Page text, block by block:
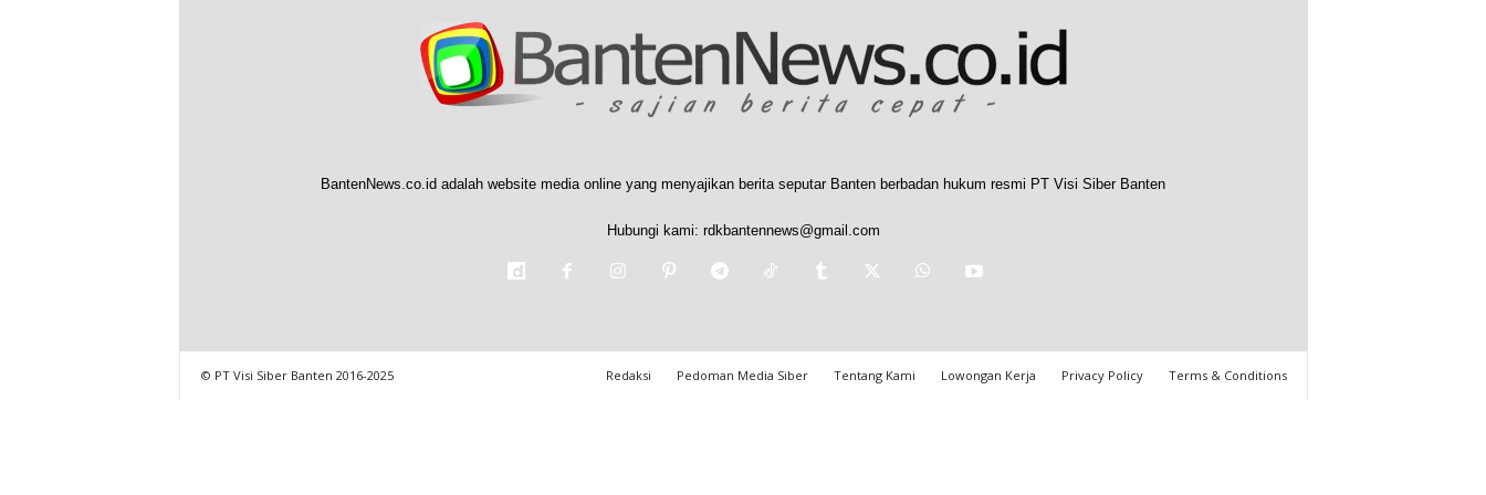
BantenNews.co.id adalah website media online yang menyajikan berita seputar Banten berbadan hukum resmi PT Visi Siber Banten
Hubungi kami: rdkbantennews@gmail.com
Redaksi Pedoman Media Siber Tentang Kami Lowongan Kerja Privacy Policy Terms & Conditions
© PT Visi Siber Banten 2016-2025